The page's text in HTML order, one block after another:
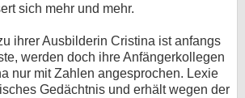
sich mehr und mehr.
ihrer Ausbilderin Cristina ist anfangs
werden doch ihre Anfängerkollegen
nur mit Zahlen angesprochen. Lexie
Gedächtnis und erhält wegen der